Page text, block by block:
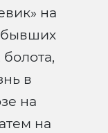
на
бывших
болота,
в
на
на